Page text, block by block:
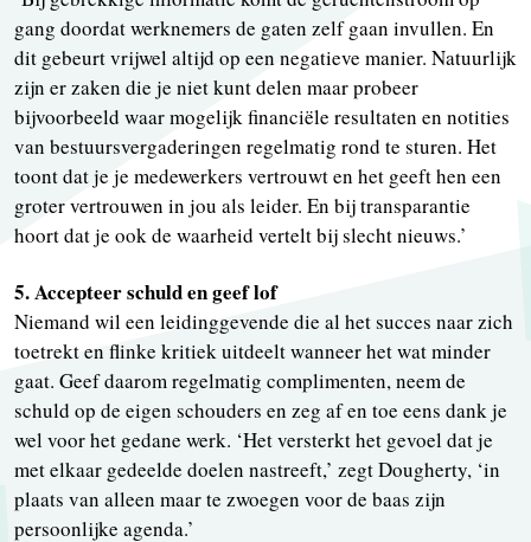
gang doordat werknemers de gaten zelf gaan invullen. En
dit gebeurt vrijwel altijd op een negatieve manier. Natuurlijk
zijn er zaken die je niet kunt delen maar probeer
bijvoorbeeld waar mogelijk financiële resultaten en notities
van bestuursvergaderingen regelmatig rond te sturen. Het
toont dat je je medewerkers vertrouwt en het geeft hen een
groter vertrouwen in jou als leider. En bij transparantie
hoort dat je ook de waarheid vertelt bij slecht nieuws.’
5. Accepteer schuld en geef lof
Niemand wil een leidinggevende die al het succes naar zich
toetrekt en flinke kritiek uitdeelt wanneer het wat minder
gaat. Geef daarom regelmatig complimenten, neem de
schuld op de eigen schouders en zeg af en toe eens dank je
wel voor het gedane werk. ‘Het versterkt het gevoel dat je
met elkaar gedeelde doelen nastreeft,’ zegt Dougherty, ‘in
plaats van alleen maar te zwoegen voor de baas zijn
persoonlijke agenda.’